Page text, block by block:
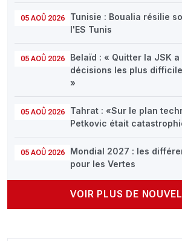
05 AOÛ 2026
Tunisie : Boualia résilie
l'ES Tunis
05 AOÛ 2026
Belaïd : « Quitter la JSK
décisions les plus
»
05 AOÛ 2026
Tahrat : «Sur le plan
Petkovic était
05 AOÛ 2026
Mondial 2027 : les
pour les Vertes
VOIR PLUS DE